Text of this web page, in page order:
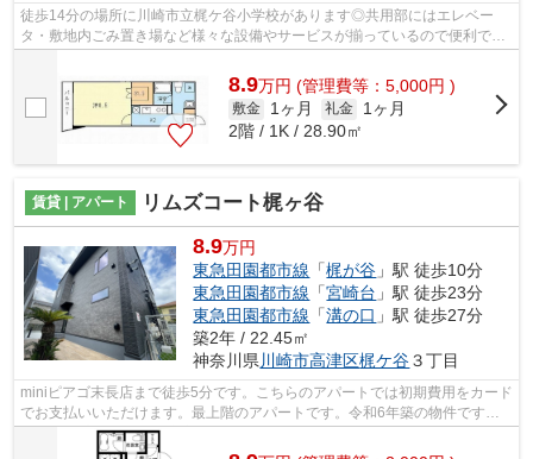
徒歩14分の場所に川崎市立梶ケ谷小学校があります◎共用部にはエレベー
タ・敷地内ごみ置き場など様々な設備やサービスが揃っているので便利です
8.9万円 (管理費等：5,000円 )
敷金 1ヶ月 礼金
1ヶ月
2階 / 1K / 28.90㎡
賃貸 | アパート リムズコート梶ヶ谷
8.9万円
東急田園都市線 「梶が谷 」駅 徒歩10分
東急田園都市線 「宮崎台 」駅 徒歩23分
東急田園都市線 「溝の口 」駅 徒歩27分
築2年 / 22.45㎡
神奈川県川崎市高津区梶ケ谷３丁目
miniピアゴ末長店まで徒歩5分です。こちらのアパートでは初期費用をカード
でお支払いいただけます。最上階のアパートです。令和6年築の物件です。
ケイズ 本店には、川崎市高津区エリア...